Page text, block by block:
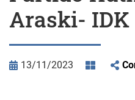
Araski-
13/11/2023